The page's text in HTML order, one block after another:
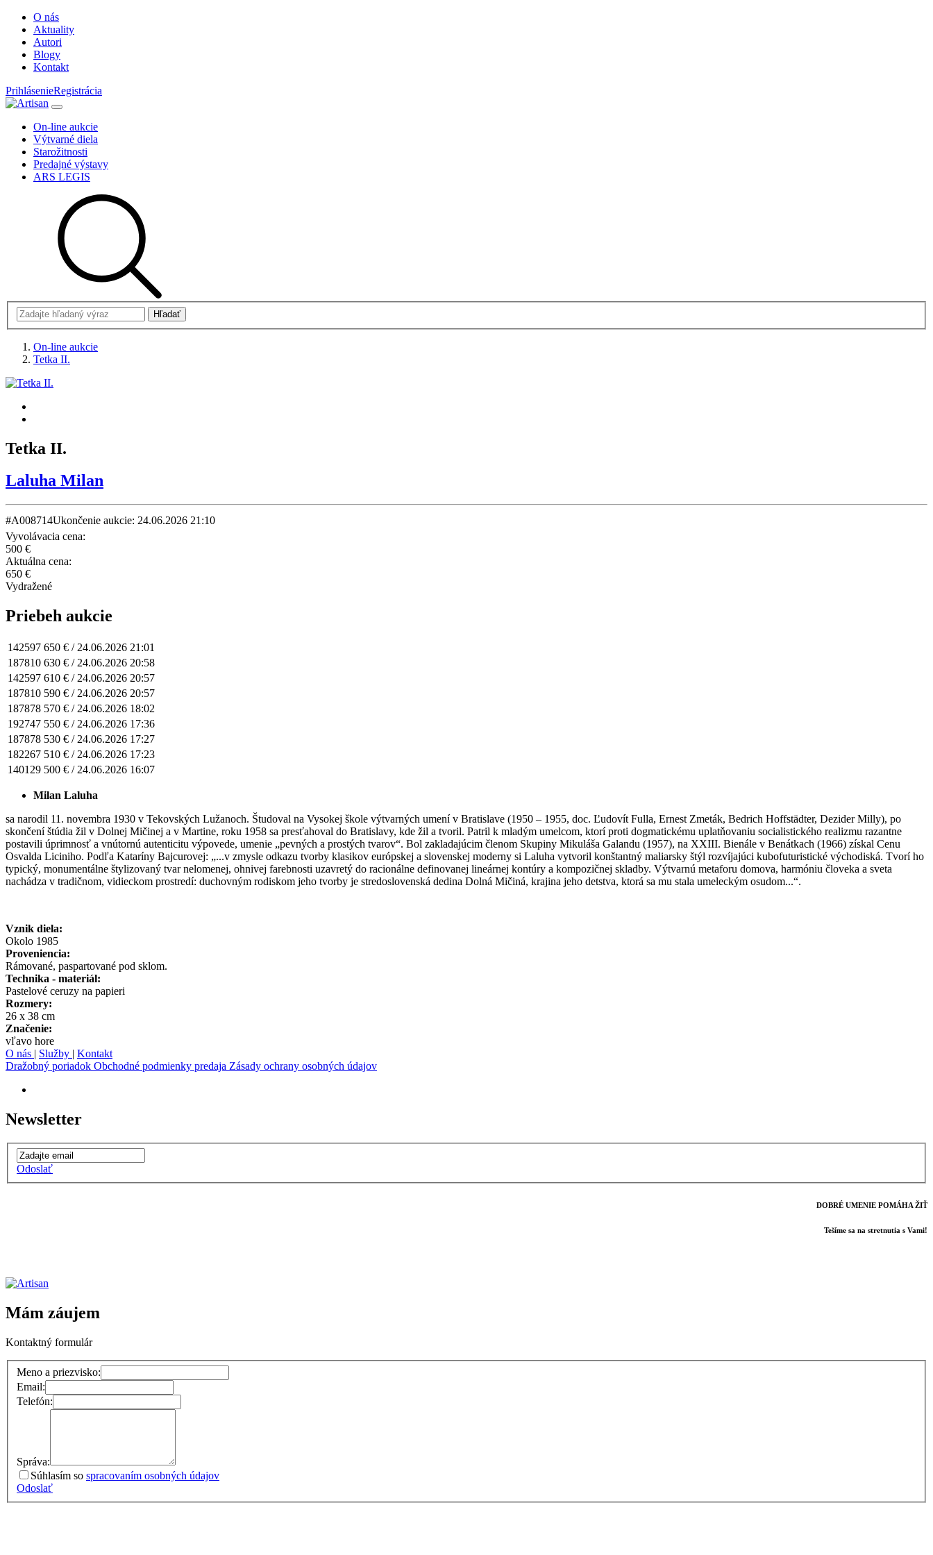
O nás
Aktuality
Autori
Blogy
Kontakt
PrihlásenieRegistrácia
On-line aukcie
Výtvarné diela
Starožitnosti
Predajné výstavy
ARS LEGIS
On-line aukcie
Tetka II.
Tetka II.
Laluha Milan
#A008714Ukončenie aukcie: 24.06.2026 21:10
Vyvolávacia cena:
500 €
Aktuálna cena:
650 €
Vydražené
Priebeh aukcie
142597 650 € / 24.06.2026 21:01
187810 630 € / 24.06.2026 20:58
142597 610 € / 24.06.2026 20:57
187810 590 € / 24.06.2026 20:57
187878 570 € / 24.06.2026 18:02
192747 550 € / 24.06.2026 17:36
187878 530 € / 24.06.2026 17:27
182267 510 € / 24.06.2026 17:23
140129 500 € / 24.06.2026 16:07
Milan Laluha
sa narodil 11. novembra 1930 v Tekovských Lužanoch. Študoval na Vysokej škole výtvarných umení v Bratislave (1950 – 1955, doc. Ľudovít Fulla, Ernest Zmeták, Bedrich Hoffstädter, Dezider Milly), po
skončení štúdia žil v Dolnej Mičinej a v Martine, roku 1958 sa presťahoval do Bratislavy, kde žil a tvoril. Patril k mladým umelcom, ktorí proti dogmatickému uplatňovaniu socialistického realizmu razantne
postavili úprimnosť a vnútornú autenticitu výpovede, umenie „pevných a prostých tvarov“. Bol zakladajúcim členom Skupiny Mikuláša Galandu (1957), na XXIII. Bienále v Benátkach (1966) získal Cenu
Osvalda Liciniho. Podľa Kataríny Bajcurovej: „...v zmysle odkazu tvorby klasikov európskej a slovenskej moderny si Laluha vytvoril konštantný maliarsky štýl rozvíjajúci kubofuturistické východiská. Tvorí ho
typický, monumentálne štylizovaný tvar nelomenej, ohnivej farebnosti uzavretý do racionálne definovanej lineárnej kontúry a kompozičnej skladby. Výtvarnú metaforu domova, harmóniu človeka a sveta
nachádza v tradičnom, vidieckom prostredí: duchovným rodiskom jeho tvorby je stredoslovenská dedina Dolná Mičiná, krajina jeho detstva, ktorá sa mu stala umeleckým osudom...“.
Vznik diela:
Okolo 1985
Proveniencia:
Rámované, paspartované pod sklom.
Technika - materiál:
Pastelové ceruzy na papieri
Rozmery:
26 x 38 cm
Značenie:
vľavo hore
O nás | Služby | Kontakt
Dražobný poriadok Obchodné podmienky predaja Zásady ochrany osobných údajov
Newsletter
Odoslať
DOBRÉ UMENIE POMÁHA ŽIŤ
Tešíme sa na stretnutia s Vami!
Mám záujem
Kontaktný formulár
Meno a priezvisko:
Email:
Telefón:
Správa:
Súhlasím so spracovaním osobných údajov
Odoslať